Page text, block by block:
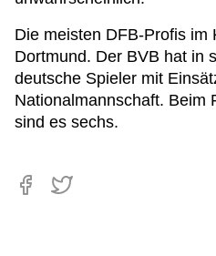
Die meisten DFB-Profis im
Dortmund. Der BVB hat in
deutsche Spieler mit
Nationalmannschaft. Beim
sind es sechs.